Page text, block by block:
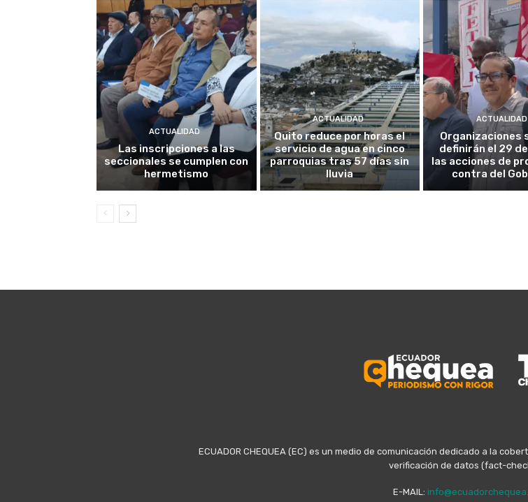
ACTUALIDAD
Las inscripciones a las
seccionales se cumplen con
hermetismo
ACTUALIDAD
Quito reduce por horas el
servicio de agua en cinco
parroquias tras 57 días sin
lluvia
ACTUALIDAD
Organizaciones
definirán el 29
las acciones de
contra del
ECUADOR CHEQUEA (EC) es un medio de comunicación dedicado a la
verificación de datos (fact-
E-MAIL: